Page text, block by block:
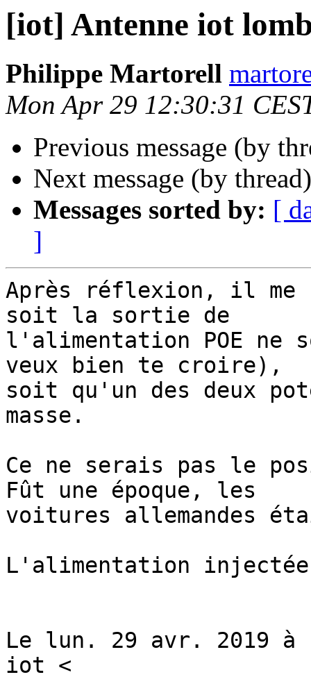
[iot] Antenne iot
Philippe Martorell
Mon Apr 29 12:30:31
Previous message (by
Next message (by
Messages sorted by: [
]
Après réflexion, il me
soit la sortie de
l'alimentation POE
veux bien te croire),
soit qu'un des deux
masse.
Ce ne serais pas le
Fût une époque, les
voitures allemandes
L'alimentation
Le lun. 29 avr. 2019